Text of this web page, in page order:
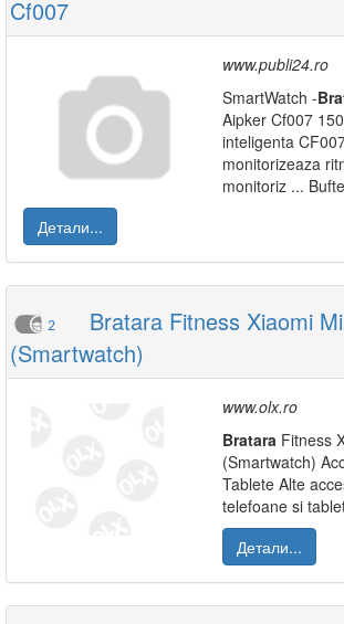
Cf007
www.publi24.ro
SmartWatch -
Aipker Cf007
inteligenta
monitorizeaza
monitoriz ...
Детали...
2
Bratara Fitness Xiaomi
(Smartwatch)
www.olx.ro
Bratara Fitness
(Smartwatch)
Tablete Alte
telefoane si
Детали...